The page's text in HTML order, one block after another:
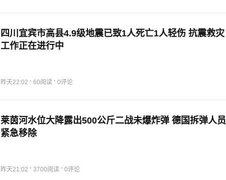
四川宜宾市高县4.9级地震已致1人死亡1人轻伤 抗震救灾
工作正在进行中
昨天22:02 · 60阅读 · 0评论
莱茵河水位大降露出500公斤二战未爆炸弹 德国拆弹人员
紧急移除
昨天21:02 · 3700阅读 · 0评论